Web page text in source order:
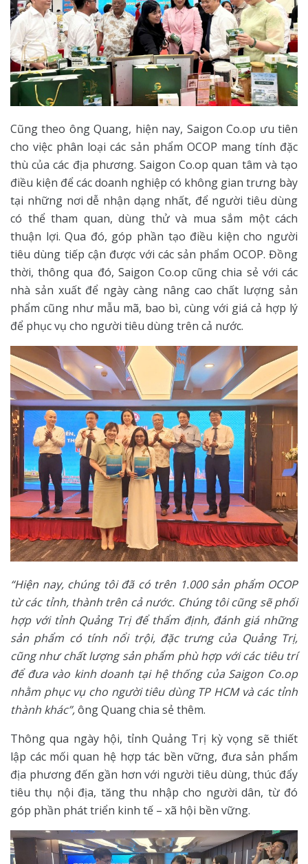
Cũng theo ông Quang, hiện nay, Saigon Co.op ưu tiên
cho việc phân loại các sản phẩm OCOP mang tính đặc
thù của các địa phương. Saigon Co.op quan tâm và tạo
điều kiện để các doanh nghiệp có không gian trưng bày
tại những nơi dễ nhận dạng nhất, để người tiêu dùng
có thể tham quan, dùng thử và mua sắm một cách
thuận lợi. Qua đó, góp phần tạo điều kiện cho người
tiêu dùng tiếp cận được với các sản phẩm OCOP. Đồng
thời, thông qua đó, Saigon Co.op cũng chia sẻ với các
nhà sản xuất để ngày càng nâng cao chất lượng sản
phẩm cũng như mẫu mã, bao bì, cùng với giá cả hợp lý
để phục vụ cho người tiêu dùng trên cả nước.
“Hiện nay, chúng tôi đã có trên 1.000 sản phẩm OCOP
từ các tỉnh, thành trên cả nước. Chúng tôi cũng sẽ phối
hợp với tỉnh Quảng Trị để thẩm định, đánh giá những
sản phẩm có tính nổi trội, đặc trưng của Quảng Trị,
cũng như chất lượng sản phẩm phù hợp với các tiêu trí
để đưa vào kinh doanh tại hệ thống của Saigon Co.op
nhằm phục vụ cho người tiêu dùng TP HCM và các tỉnh
thành khác”,ông Quang chia sẻ thêm.
Thông qua ngày hội, tỉnh Quảng Trị kỳ vọng sẽ thiết
lập các mối quan hệ hợp tác bền vững, đưa sản phẩm
địa phương đến gần hơn với người tiêu dùng, thúc đẩy
tiêu thụ nội địa, tăng thu nhập cho người dân, từ đó
góp phần phát triển kinh tế – xã hội bền vững.